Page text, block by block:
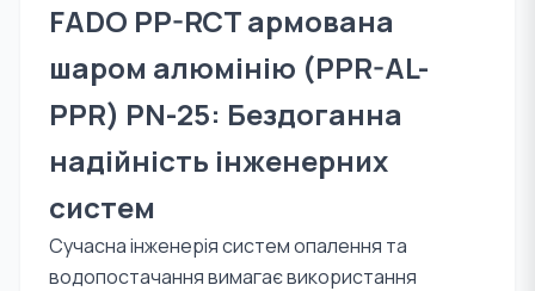
FADO PP-RCT армована
шаром алюмінію (PPR-AL-
PPR) PN-25: Бездоганна
надійність інженерних
систем
Сучасна інженерія систем опалення та
водопостачання вимагає використання